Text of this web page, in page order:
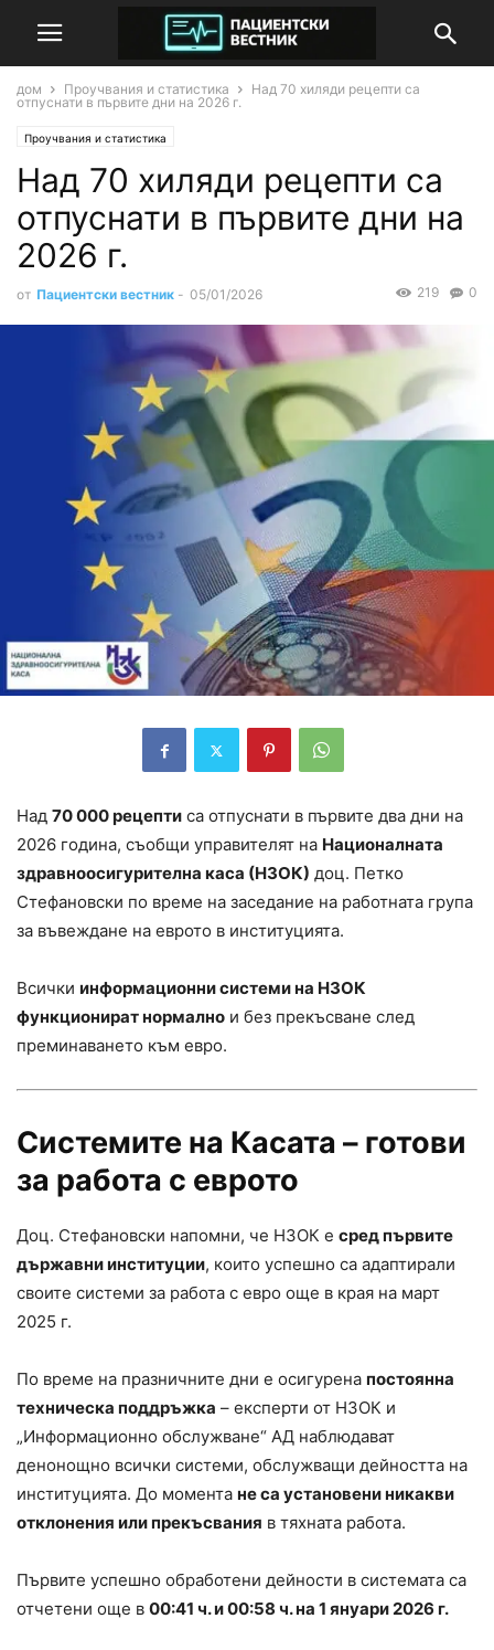
дом Проучвания и статистика
Над 70 хиляди рецепти са
отпуснати в първите дни на 2026 г.
Проучвания и статистика
Над 70 хиляди рецепти са
отпуснати в първите дни на
2026 г.
от Пациентски вестник - 05/01/2026 0
219
Над 70 000 рецепти са отпуснати в първите два дни на
2026 година, съобщи управителят на Националната
здравноосигурителна каса (НЗОК) доц. Петко
Стефановски по време на заседание на работната група
за въвеждане на еврото в институцията.
Всички информационни системи на НЗОК
функционират нормално и без прекъсване след
преминаването към евро.
Системите на Касата – готови
за работа с еврото
Доц. Стефановски напомни, че НЗОК е сред първите
държавни институции, които успешно са адаптирали
своите системи за работа с евро още в края на март
2025 г.
По време на празничните дни е осигурена постоянна
техническа поддръжка – експерти от НЗОК и
„Информационно обслужване“ АД наблюдават
денонощно всички системи, обслужващи дейността на
институцията. До момента не са установени никакви
отклонения или прекъсвания в тяхната работа.
Първите успешно обработени дейности в системата са
отчетени още в 00:41 ч. и 00:58 ч. на 1 януари 2026 г.